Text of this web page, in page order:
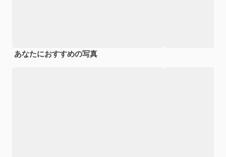
あなたにおすすめの写真